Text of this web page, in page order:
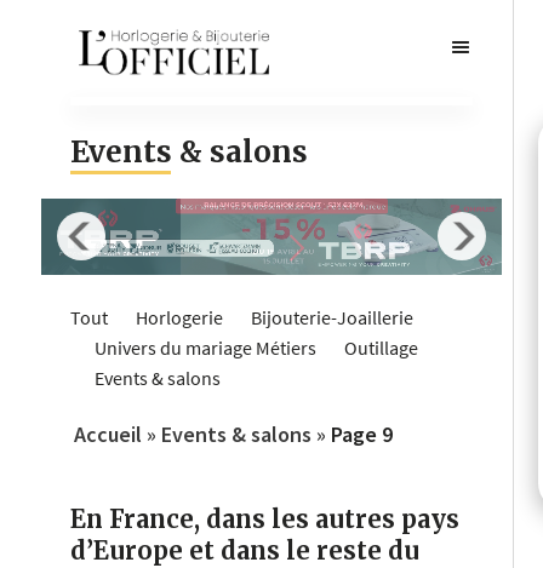
Events & salons
Tout Horlogerie
Bijouterie-Joaillerie
Univers du mariage Métiers
Outillage
Events & salons
Accueil » Events & salons » Page 9
En France, dans les autres pays
d’Europe et dans le reste du